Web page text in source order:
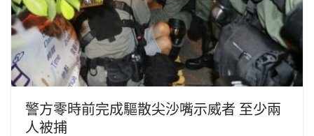
警方零時前完成驅散尖沙嘴示威者 至少兩
人被捕